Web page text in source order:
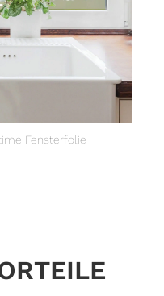
Fensterfolie